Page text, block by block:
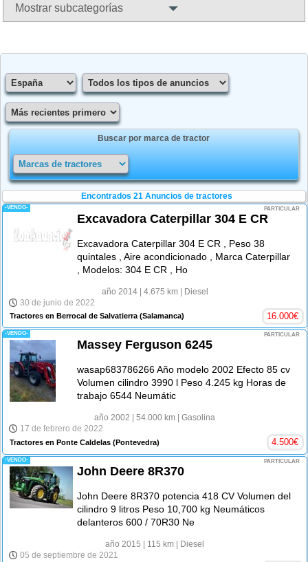
Mostrar subcategorías
Buscar por marca de tractor
Encontrados 21Anuncios de tractores
-VENDO- PARTICULAR
Excavadora Caterpillar 304 E CR
Excavadora Caterpillar 304 E CR , Peso 38
quintales , Aire acondicionado , Marca Caterpillar
, Modelos: 304 E CR , Ho
año 2014| 4.675 km| Diesel
30 de junio de 2022
Tractores en Berrocal de Salvatierra (Salamanca) 16.000€
-VENDO- PARTICULAR
Massey Ferguson 6245
wasap683786266 Año modelo 2002 Efecto 85 cv
Volumen cilindro 3990 l Peso 4.245 kg Horas de
trabajo 6544 Neumátic
año 2002 | 54.000 km | Gasolina
17 de febrero de 2022
Tractores en Ponte Caldelas (Pontevedra) 4.500€
-VENDO- PARTICULAR
John Deere 8R370
John Deere 8R370 potencia 418 CV Volumen del
cilindro 9 litros Peso 10,700 kg Neumáticos
delanteros 600 / 70R30 Ne
año 2015 | 115 km | Diesel
05 de septiembre de 2021